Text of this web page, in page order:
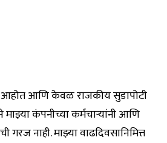
आणि केवळ राजकीय सुडापोटी
कंपनीच्या कर्मचाऱ्यांनी आणि
नाही. माझ्या वाढदिवसानिमित्त